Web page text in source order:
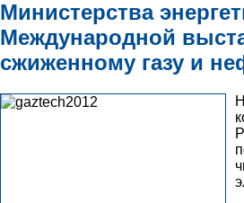
Министерства
Международной
сжиженному газу и